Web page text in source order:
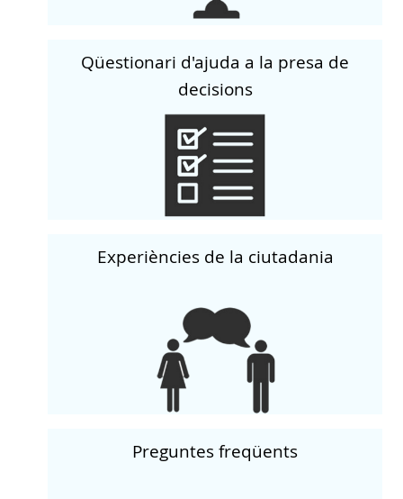
Qüestionari d'ajuda a la presa de
decisions
Experiències de la ciutadania
Preguntes freqüents